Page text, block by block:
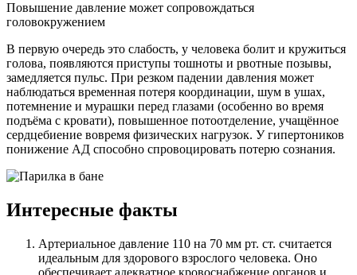
Повышение давление может сопровождаться
головокружением
В первую очередь это слабость, у человека болит и кружиться
голова, появляются приступы тошноты и рвотные позывы,
замедляется пульс. При резком падении давления может
наблюдаться временная потеря координации, шум в ушах,
потемнение и мурашки перед глазами (особенно во время
подъёма с кровати), повышенное потоотделение, учащённое
сердцебиение вовремя физических нагрузок. У гипертоников
понижение АД способно спровоцировать потерю сознания.
Интересные факты
Артериальное давление 110 на 70 мм рт. ст. считается
идеальным для здорового взрослого человека. Оно